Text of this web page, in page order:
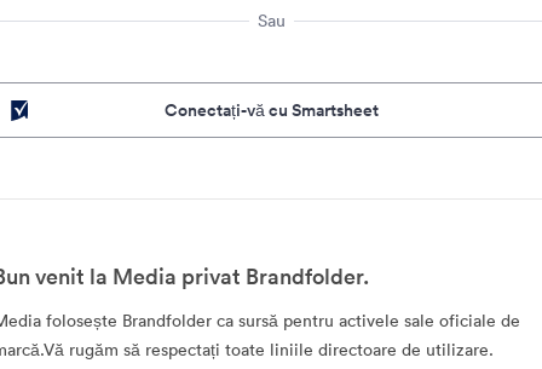
Sau
Conectați-vă cu Smartsheet
venit la Media privat Brandfolder.
folosește Brandfolder ca sursă pentru activele sale oficiale de
rugăm să respectați toate liniile directoare de utilizare.